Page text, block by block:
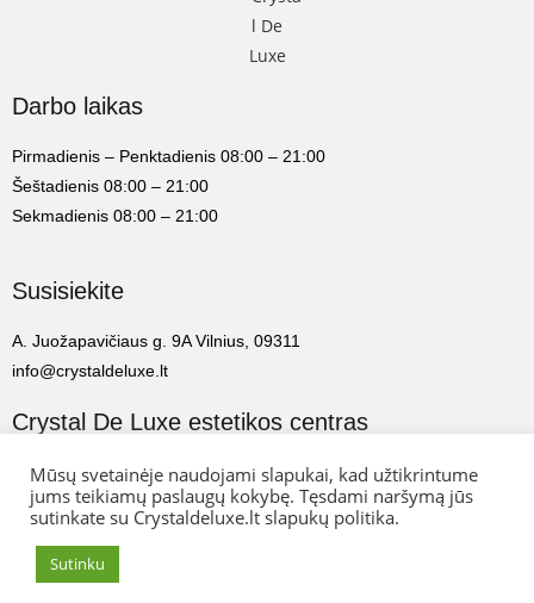
Darbo laikas
Pirmadienis – Penktadienis 08:00 – 21:00
Šeštadienis 08:00 – 21:00
Sekmadienis 08:00 – 21:00
Susisiekite
A. Juožapavičiaus g. 9A Vilnius, 09311
info@crystaldeluxe.lt
Crystal De Luxe estetikos centras
2022 Crystal De Luxe estetikos centras. Visos teisės saugomos.
Mūsų svetainėje naudojami slapukai, kad užtikrintume
jums teikiamų paslaugų kokybę. Tęsdami naršymą jūs
sutinkate su Crystaldeluxe.lt slapukų politika.
Sutinku